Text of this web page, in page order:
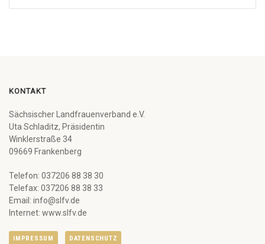
KONTAKT
Sächsischer Landfrauenverband e.V.
Uta Schladitz, Präsidentin
Winklerstraße 34
09669 Frankenberg
Telefon: 037206 88 38 30
Telefax: 037206 88 38 33
Email: info@slfv.de
Internet: www.slfv.de
IMPRESSUM DATENSCHUTZ